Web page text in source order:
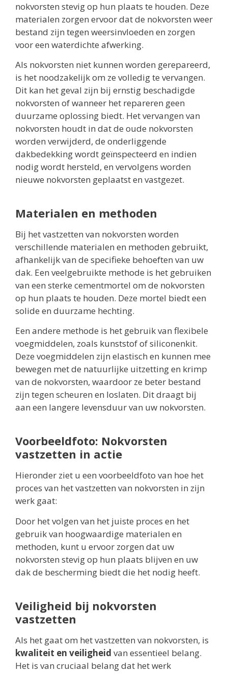
nokvorsten stevig op hun plaats te houden. Deze
materialen zorgen ervoor dat de nokvorsten weer
bestand zijn tegen weersinvloeden en zorgen
voor een waterdichte afwerking.
Als nokvorsten niet kunnen worden gerepareerd,
is het noodzakelijk om ze volledig te vervangen.
Dit kan het geval zijn bij ernstig beschadigde
nokvorsten of wanneer het repareren geen
duurzame oplossing biedt. Het vervangen van
nokvorsten houdt in dat de oude nokvorsten
worden verwijderd, de onderliggende
dakbedekking wordt geïnspecteerd en indien
nodig wordt hersteld, en vervolgens worden
nieuwe nokvorsten geplaatst en vastgezet.
Materialen en methoden
Bij het vastzetten van nokvorsten worden
verschillende materialen en methoden gebruikt,
afhankelijk van de specifieke behoeften van uw
dak. Een veelgebruikte methode is het gebruiken
van een sterke cementmortel om de nokvorsten
op hun plaats te houden. Deze mortel biedt een
solide en duurzame hechting.
Een andere methode is het gebruik van flexibele
voegmiddelen, zoals kunststof of siliconenkit.
Deze voegmiddelen zijn elastisch en kunnen mee
bewegen met de natuurlijke uitzetting en krimp
van de nokvorsten, waardoor ze beter bestand
zijn tegen scheuren en loslaten. Dit draagt bij
aan een langere levensduur van uw nokvorsten.
Voorbeeldfoto: Nokvorsten
vastzetten in actie
Hieronder ziet u een voorbeeldfoto van hoe het
proces van het vastzetten van nokvorsten in zijn
werk gaat:
Door het volgen van het juiste proces en het
gebruik van hoogwaardige materialen en
methoden, kunt u ervoor zorgen dat uw
nokvorsten stevig op hun plaats blijven en uw
dak de bescherming biedt die het nodig heeft.
Veiligheid bij nokvorsten
vastzetten
Als het gaat om het vastzetten van nokvorsten, is
kwaliteit en veiligheid van essentieel belang.
Het is van cruciaal belang dat het werk